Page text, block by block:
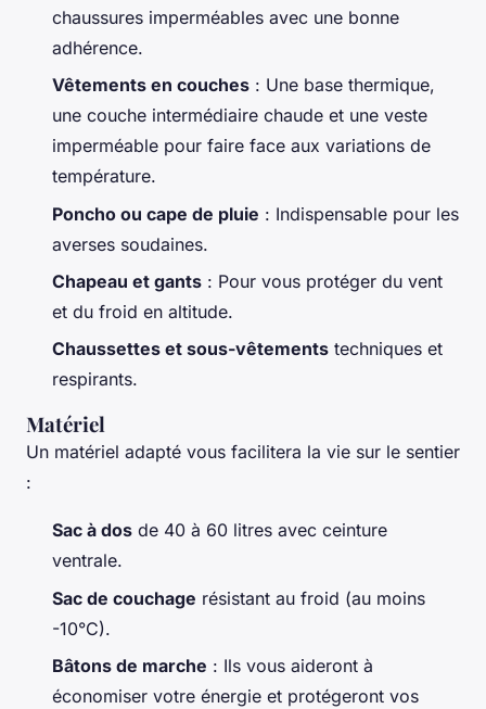
chaussures imperméables avec une bonne
adhérence.
Vêtements en couches : Une base thermique,
une couche intermédiaire chaude et une veste
imperméable pour faire face aux variations de
température.
Poncho ou cape de pluie : Indispensable pour les
averses soudaines.
Chapeau et gants : Pour vous protéger du vent
et du froid en altitude.
Chaussettes et sous-vêtements techniques et
respirants.
Matériel
Un matériel adapté vous facilitera la vie sur le sentier
:
Sac à dos de 40 à 60 litres avec ceinture
ventrale.
Sac de couchage résistant au froid (au moins
-10°C).
Bâtons de marche : Ils vous aideront à
économiser votre énergie et protégeront vos